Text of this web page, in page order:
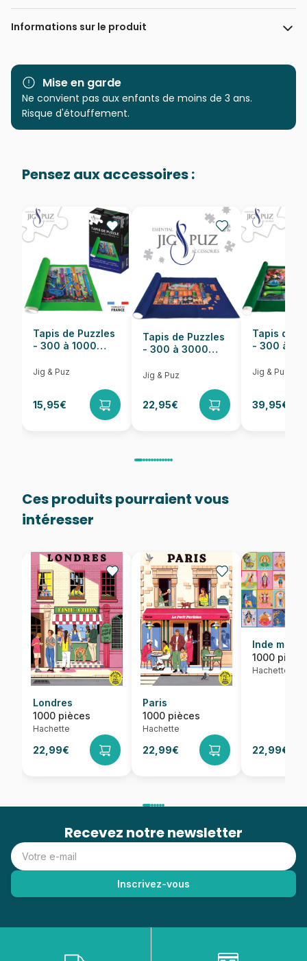
FoodLoversTravel
Informations sur le produit
Marque Hachette
Age
Puzzle pour Adultes (500 à
EAN 3663384100390
Nombre de pièces 1000 pièces
Dimensions 69 x 47 cm
Mise en garde
Ne convient pas aux enfants de moins de 3 ans.
Risque d'étouffement.
Pensez aux accessoires :
Tapis de Puzzles
- 300 à 1000
Jig & Puz
15,95€
Tapis de Puzzles
- 300 à 3000
Jig & Puz
22,95€
Tapis de
- 300 à
Jig & Puz
39,95€
Ces produits pourraient vous
intéresser
Londres
1000 pièces
Hachette
22,99€
Paris
1000 pièces
Hachette
22,99€
Inde
1000
Hachette
22,99€
Recevez notre newsletter